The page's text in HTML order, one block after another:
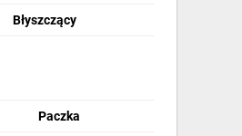
Błyszczący
Paczka